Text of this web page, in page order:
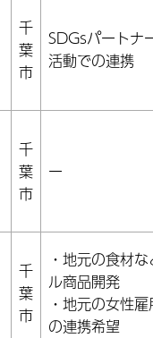
千
葉
市
SDGsパートナ
活動での連携
千
葉
市
ー
千
葉
市
・地元の食材
ル商品開発
・地元の女性
の連携希望